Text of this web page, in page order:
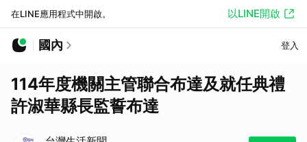
在LINE應用程式中開啟。 以LINE開啟
國內 登入
114年度機關主管聯合布達及就任典禮
許淑華縣長監誓布達